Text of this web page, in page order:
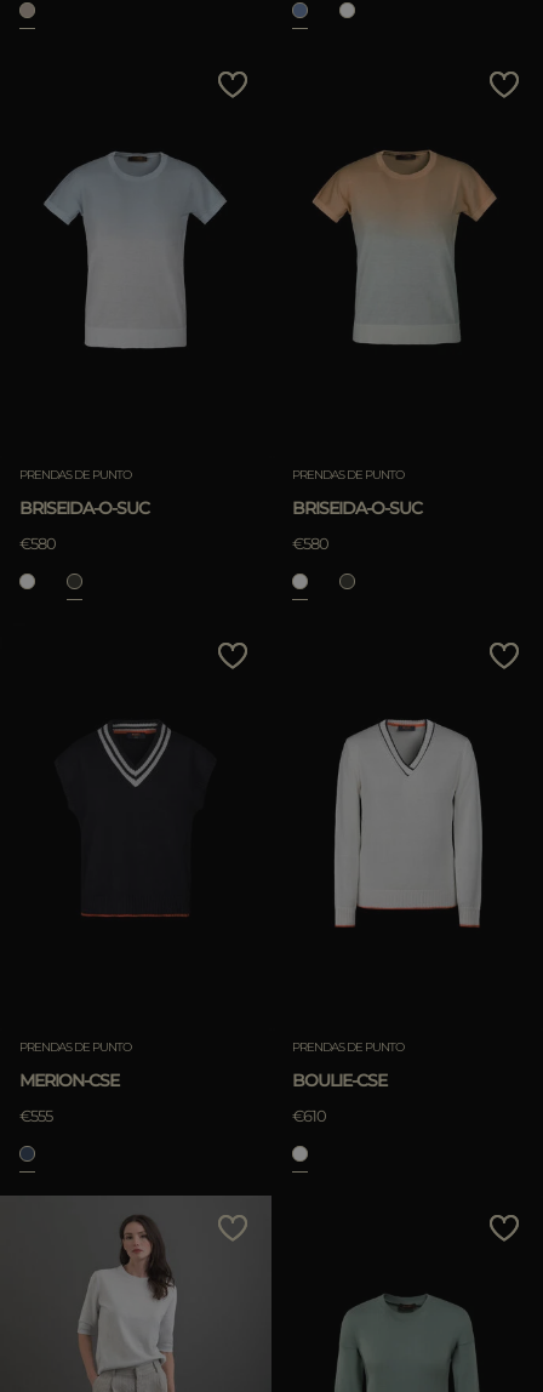
PRENDAS DE PUNTO
BRISEIDA-O-SUC
€580
PRENDAS DE PUNTO
BRISEIDA-O-SUC
€580
PRENDAS DE PUNTO
MERION-CSE
€555
PRENDAS DE PUNTO
BOULIE-CSE
€610